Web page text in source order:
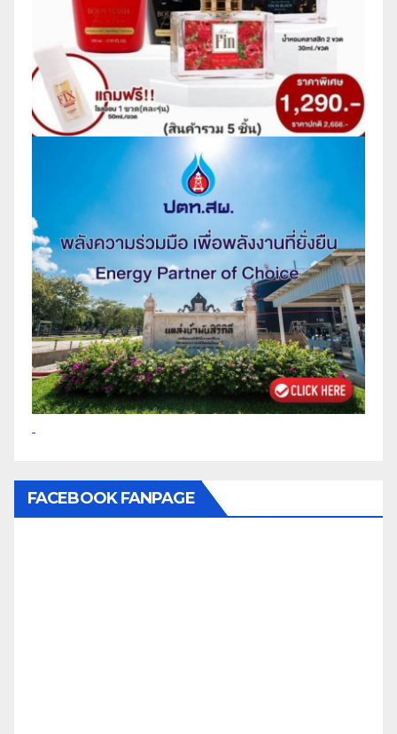
FACEBOOK FANPAGE